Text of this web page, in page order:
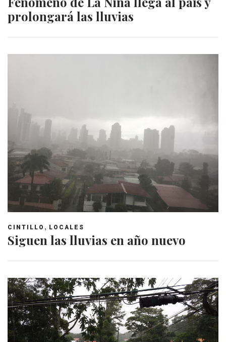
prolongará las lluvias
CINTILLO , LOCALES
Siguen las lluvias en año nuevo